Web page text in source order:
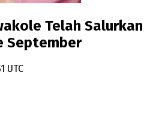
Telah Salurkan
September
UTC